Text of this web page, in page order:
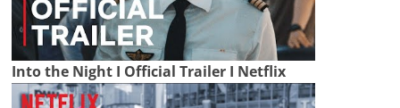
Into the Night I Official Trailer I Netflix